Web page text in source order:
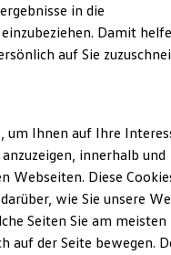
Volkswagen
in die
Damit
auf Sie
um Ihnen auf Ihre
innerhalb und
Webseiten. Diese
wie Sie unsere
Seiten Sie am meisten
auf der Seite bewegen.